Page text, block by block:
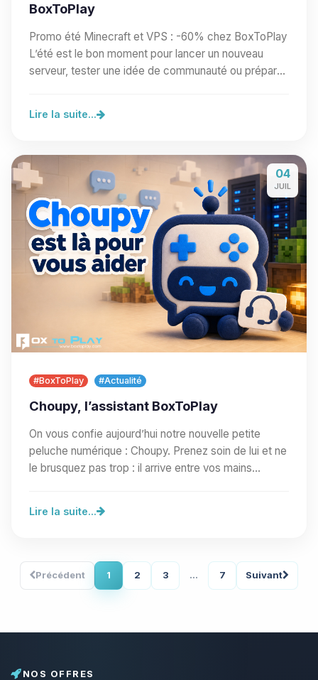
BoxToPlay
Promo été Minecraft et VPS : -60% chez BoxToPlay
L’été est le bon moment pour lancer un nouveau
serveur, tester une idée de communauté ou préparer
Lire la suite...
04
JUIL
#BoxToPlay #Actualité
Choupy, l’assistant BoxToPlay
On vous confie aujourd’hui notre nouvelle petite
peluche numérique : Choupy. Prenez soin de lui et ne
le brusquez pas trop : il arrive entre vos mains…
Lire la suite...
Précédent 1 2 3 ... 7 Suivant
NOS OFFRES